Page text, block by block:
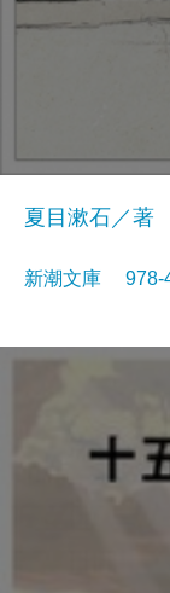
夏目漱石／著
新潮文庫